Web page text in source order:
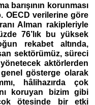
barışının korunması
OECD verilerine göre
Alman rakipleriyle
76’lık bu yüksek
rekabet altında,
sektörümüz, süreci
aktörlerden
gösterge olarak
hâlihazırda çok
koruyan bizim gibi
ötesinde bir etki